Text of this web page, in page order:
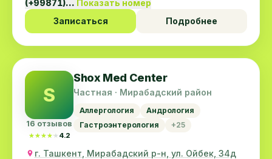
(+99871)… Показать номер
Записаться
Подробнее
S
16 отзывов
★★★★★
★★★★★ 4.2
Shox Med Center
Частная · Мирабадский район
Аллергология
Андрология
Гастроэнтерология
+25
г. Ташкент, Мирабадский р-н, ул. Ойбек, 34д